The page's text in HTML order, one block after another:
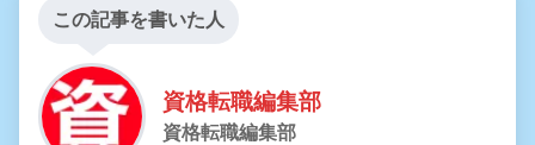
この記事を書いた人
資格転職編集部
資格転職編集部